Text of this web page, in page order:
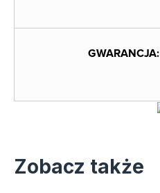
GWARANCJA:
Zobacz także